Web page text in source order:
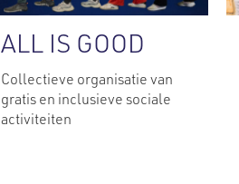
ALL IS GOOD
Collectieve organisatie van
gratis en inclusieve sociale
activiteiten